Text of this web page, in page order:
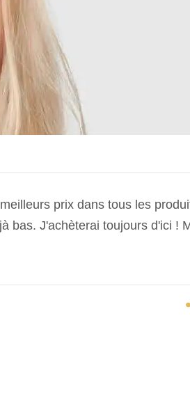
prix dans tous les
bas. J'achèterai toujours d'ici !